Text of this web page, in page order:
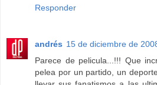
Responder
andrés 15 de diciembre de
Parece de pelicula...!!! Que
pelea por un partido, un